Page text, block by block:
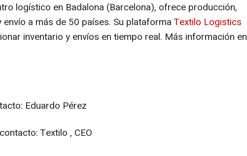
logístico en Badalona (Barcelona), ofrece producción,
envío a más de 50 países. Su plataformaTextilo Logistics
inventario y envíos en tiempo real. Más información en
Eduardo Pérez
Textilo , CEO